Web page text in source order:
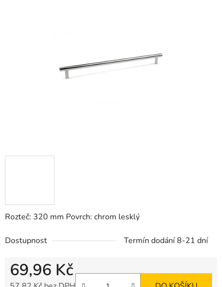
Rozteč: 320 mm Povrch: chrom lesklý
Dostupnost Termín dodání 8-21 dní
69,96 Kč